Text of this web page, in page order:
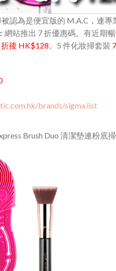
認為是便宜版的 M.A.C，連
網站推出 7 折優惠碼。有近期
折後 HK$128。5 件化妝掃套裝
brands/sigma.list
Brush Duo 清潔墊連粉底